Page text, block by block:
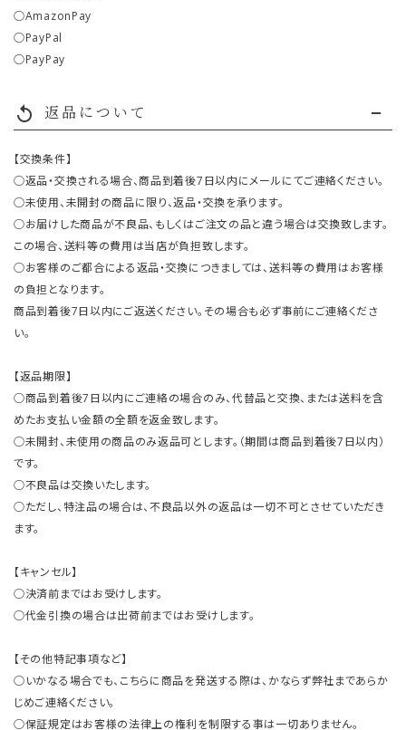
○AmazonPay
○PayPal
○PayPay
replay 返品について
【交換条件】
○返品・交換される場合、商品到着後7日以内にメールにてご連絡ください。
○未使用、未開封の商品に限り、返品・交換を承ります。
○お届けした商品が不良品、もしくはご注文の品と違う場合は交換致します。
この場合、送料等の費用は当店が負担致します。
○お客様のご都合による返品・交換につきましては、送料等の費用はお客様
の負担となります。
商品到着後7日以内にご返送ください。その場合も必ず事前にご連絡くださ
い。
【返品期限】
○商品到着後7日以内にご連絡の場合のみ、代替品と交換、または送料を含
めたお支払い金額の全額を返金致します。
○未開封、未使用の商品のみ返品可とします。（期間は商品到着後7日以内）
です。
○不良品は交換いたします。
○ただし、特注品の場合は、不良品以外の返品は一切不可とさせていただき
ます。
【キャンセル】
○決済前まではお受けします。
○代金引換の場合は出荷前まではお受けします。
【その他特記事項など】
○いかなる場合でも、こちらに商品を発送する際は、かならず弊社まであらか
じめご連絡ください。
○保証規定はお客様の法律上の権利を制限する事は一切ありません。